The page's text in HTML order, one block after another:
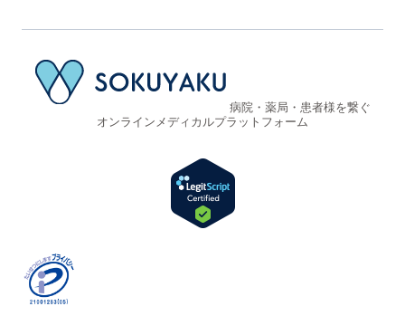
病院・薬局・患者様を繋ぐ
オンラインメディカルプラットフォーム